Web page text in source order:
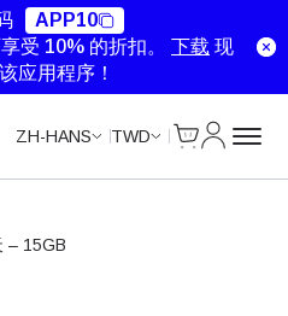
APP10
受 10% 的折扣。 下载 现
应用程序！
ZH-HANS TWD
– 15GB